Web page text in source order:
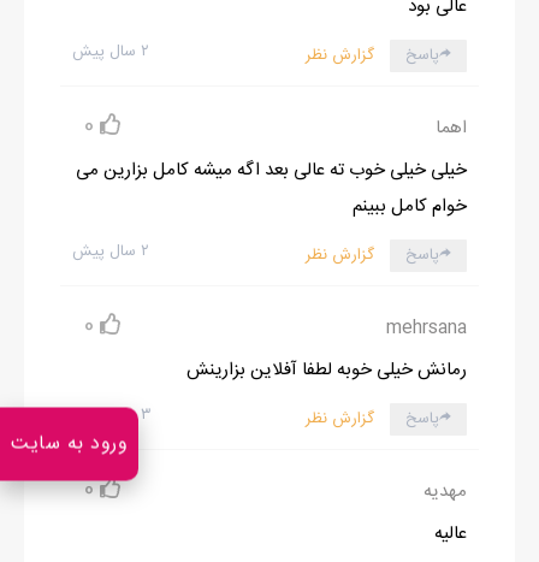
عالی بود
۲ سال پیش پاسخ گزارش نظر
اهما 0
خیلی خیلی خوب ته عالی بعد اگه میشه کامل بزارین می
خوام کامل ببینم
۲ سال پیش پاسخ گزارش نظر
mehrsana
0
رمانش خیلی خوبه لطفا آفلاین بزارینش
۳ سال پیش پاسخ گزارش نظر
مهدیه 0
عالیه
ورود به سایت